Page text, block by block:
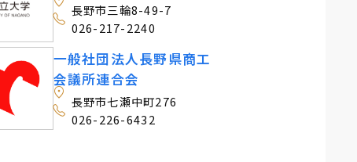
長野市三輪8-49-7
026-217-2240
一般社団法人長野県商工
会議所連合会
長野市七瀬中町276
026-226-6432